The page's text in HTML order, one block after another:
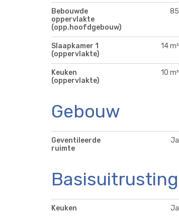
Bebouwde
oppervlakte
(opp.hoofdgebouw)
85
Slaapkamer 1
(oppervlakte)
14 m²
Keuken
(oppervlakte)
10 m²
Gebouw
Geventileerde
ruimte
Ja
Basisuitrusting
Keuken Ja